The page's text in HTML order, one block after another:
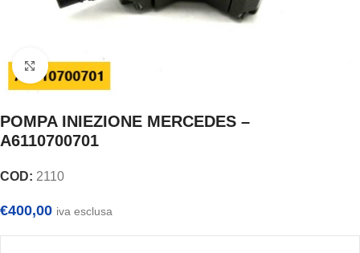
Clicca per ingrandire
POMPA INIEZIONE MERCEDES –
A6110700701
COD: 2110
€400,00 iva esclusa